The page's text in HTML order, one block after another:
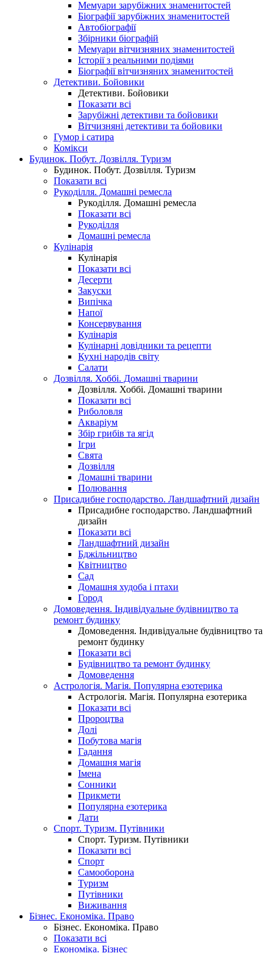
Мемуари зарубіжних знаменитостей
Біографії зарубіжних знаменитостей
Автобіографії
Збірники біографій
Мемуари вітчизняних знаменитостей
Історії з реальними подіями
Біографії вітчизняних знаменитостей
Детективи. Бойовики
Детективи. Бойовики
Показати всі
Зарубіжні детективи та бойовики
Вітчизняні детективи та бойовики
Гумор і сатира
Комікси
Будинок. Побут. Дозвілля. Туризм
Будинок. Побут. Дозвілля. Туризм
Показати всі
Рукоділля. Домашні ремесла
Рукоділля. Домашні ремесла
Показати всі
Рукоділля
Домашні ремесла
Кулінарія
Кулінарія
Показати всі
Десерти
Закуски
Випічка
Напої
Консервування
Кулінарія
Кулінарні довідники та рецепти
Кухні народів світу
Салати
Дозвілля. Хоббі. Домашні тварини
Дозвілля. Хоббі. Домашні тварини
Показати всі
Риболовля
Акваріум
Збір грибів та ягід
Ігри
Свята
Дозвілля
Домашні тварини
Полювання
Присадибне господарство. Ландшафтний дизайн
Присадибне господарство. Ландшафтний
дизайн
Показати всі
Ландшафтний дизайн
Бджільництво
Квітництво
Сад
Домашня худоба і птахи
Город
Домоведення. Індивідуальне будівництво та
ремонт будинку
Домоведення. Індивідуальне будівництво та
ремонт будинку
Показати всі
Будівництво та ремонт будинку
Домоведення
Астрологія. Магія. Популярна езотерика
Астрологія. Магія. Популярна езотерика
Показати всі
Пророцтва
Долі
Побутова магія
Гадання
Домашня магія
Імена
Сонники
Прикмети
Популярна езотерика
Дати
Спорт. Туризм. Путівники
Спорт. Туризм. Путівники
Показати всі
Спорт
Самооборона
Туризм
Путівники
Виживання
Бізнес. Економіка. Право
Бізнес. Економіка. Право
Показати всі
Економіка. Бізнес